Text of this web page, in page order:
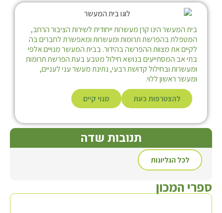
בית המעשר הינו קרן מעשרות ייחודית לשירות הציבור הרחב,
המטפלת בהפרשת תרומות ומעשרות ומאפשרת לחברים בה
לקיים את מצוות ההפרשה בהידור. בבית המעשר מנויים אלפי
בתי אב המסתייעים בנושא חילול מטבע בעת הפרשת תרומות
ומעשרות ובחילול קדושת רבעי, נתינת מעשר עני לעניים,
ומעשר ראשון ללוי.
להצטרפות כעת מנוי קיים
תנובות שדה
לכל הגליונות
ספרי המכון